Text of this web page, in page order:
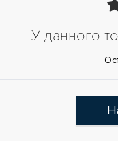
У данного